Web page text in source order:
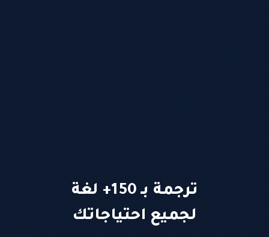
ترجمة بـ 150+ لغة
لجميع احتياجاتك